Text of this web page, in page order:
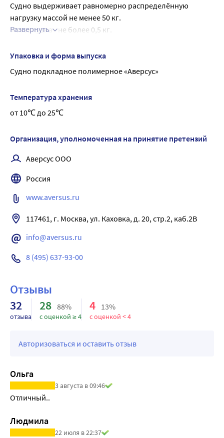
судна в соответствии с рекомендациями по применению.
Изготовитель не несет ответственности за травмы и
повреждения, полученные при нарушении условий
по назначению.
Судно выдерживает равномерно распределённую
нагрузку массой не менее 50 кг.
Масса судна - не более 0,5 кг.
Срок службы судна - не менее 3 лет.
конструкцию, устойчивую к воздействию агрессивных
пота.
Развернуть
Упаковка и форма выпуска
Судно подкладное полимерное «Аверсус»
Температура хранения
от 10℃ до 25℃
Организация, уполномоченная на принятие претензий
Аверсус ООО
Россия
www.aversus.ru
117461, г. Москва, ул. Каховка, д. 20, стр.2, каб.2В
info@aversus.ru
8 (495) 637-93-00
Отзывы
32
отзыва
28 88%
с оценкой ≥ 4
4 13%
с оценкой < 4
Авторизоваться и оставить отзыв
Ольга
3 августа в 09:46
Отличный..
Людмила
22 июля в 22:37